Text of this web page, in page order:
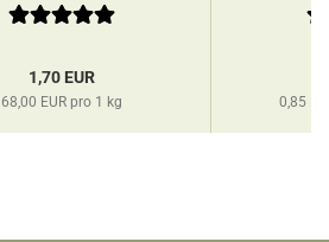
1,70 EUR
68,00 EUR pro 1 kg 0,85